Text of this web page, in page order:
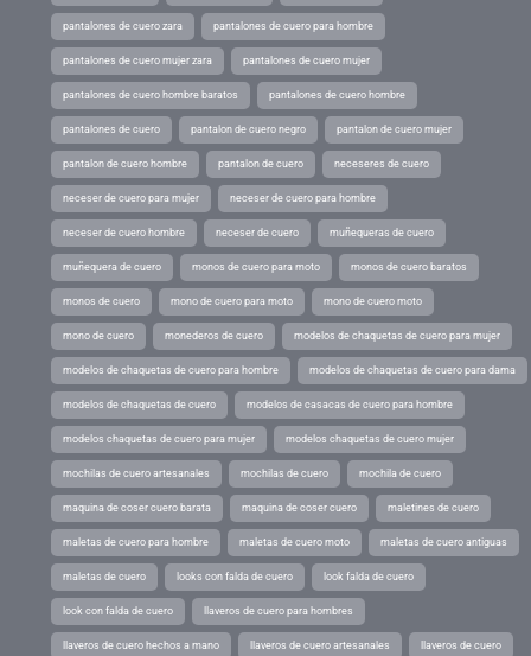
pantalones de cuero zara pantalones de cuero para hombre
pantalones de cuero mujer zara pantalones de cuero mujer
pantalones de cuero hombre baratos pantalones de cuero hombre
pantalones de cuero pantalon de cuero negro pantalon de cuero mujer
pantalon de cuero hombre pantalon de cuero neceseres de cuero
neceser de cuero para mujer neceser de cuero para hombre
neceser de cuero hombre neceser de cuero muñequeras de cuero
muñequera de cuero monos de cuero para moto monos de cuero baratos
monos de cuero mono de cuero para moto mono de cuero moto
mono de cuero monederos de cuero modelos de chaquetas de cuero para mujer
modelos de chaquetas de cuero para hombre modelos de chaquetas de cuero para dama
modelos de chaquetas de cuero modelos de casacas de cuero para hombre
modelos chaquetas de cuero para mujer modelos chaquetas de cuero mujer
mochilas de cuero artesanales mochilas de cuero mochila de cuero
maquina de coser cuero barata maquina de coser cuero maletines de cuero
maletas de cuero para hombre maletas de cuero moto maletas de cuero antiguas
maletas de cuero looks con falda de cuero look falda de cuero
look con falda de cuero llaveros de cuero para hombres
llaveros de cuero hechos a mano llaveros de cuero artesanales llaveros de cuero